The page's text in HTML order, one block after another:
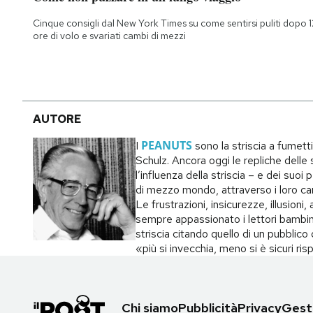
Regala il Post
Cinque consigli dal New York Times su come sentirsi puliti dopo
ore di volo e svariati cambi di mezzi
AUTORE
I PEANUTSsono la striscia a
Schulz. Ancora oggi le repliche
l’influenza della striscia – e dei
di mezzo mondo, attraverso i loro
Le frustrazioni, insicurezze,
sempre appassionato i lettori
striscia citando quello di un
«più si invecchia, meno si è sicuri
Chi siamoPubblicitàPrivacy